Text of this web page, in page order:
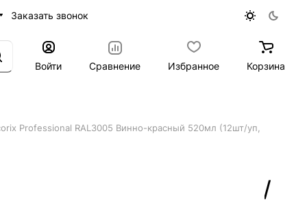
Заказать звонок
Войти Сравнение Избранное Корзина
Professional RAL3005 Винно-красный 520мл (12шт/уп,
красный 520мл (12шт/